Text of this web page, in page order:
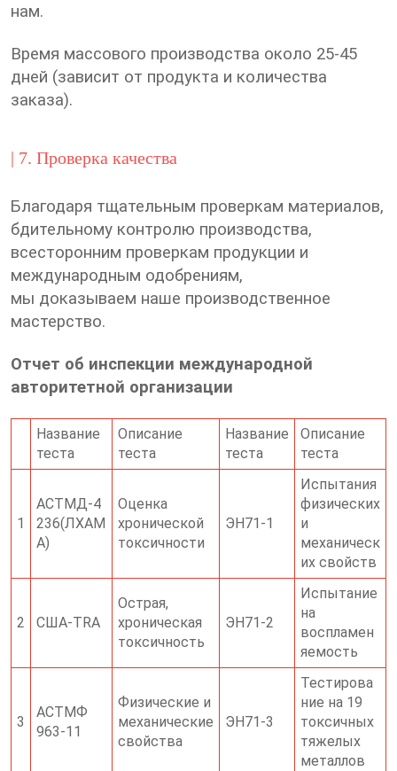
нам.
Время массового производства около 25-45
дней (зависит от продукта и количества
заказа).
| 7. Проверка качества
Благодаря тщательным проверкам материалов,
бдительному контролю производства,
всесторонним проверкам продукции и
международным одобрениям,
мы доказываем наше производственное
мастерство.
Отчет об инспекции международной
авторитетной организации
Название
теста
Описание
теста
Название
теста
Описание
теста
1
АСТМД-4
236(ЛХАМ
А)
Оценка
хронической
токсичности
ЭН71-1
Испытания
физических
и
механическ
их свойств
2 США-TRA
Острая,
хроническая
токсичность
ЭН71-2
Испытание
на
воспламен
яемость
3
АСТМФ
963-11
Физические и
механические
свойства
ЭН71-3
Тестирова
ние на 19
токсичных
тяжелых
металлов